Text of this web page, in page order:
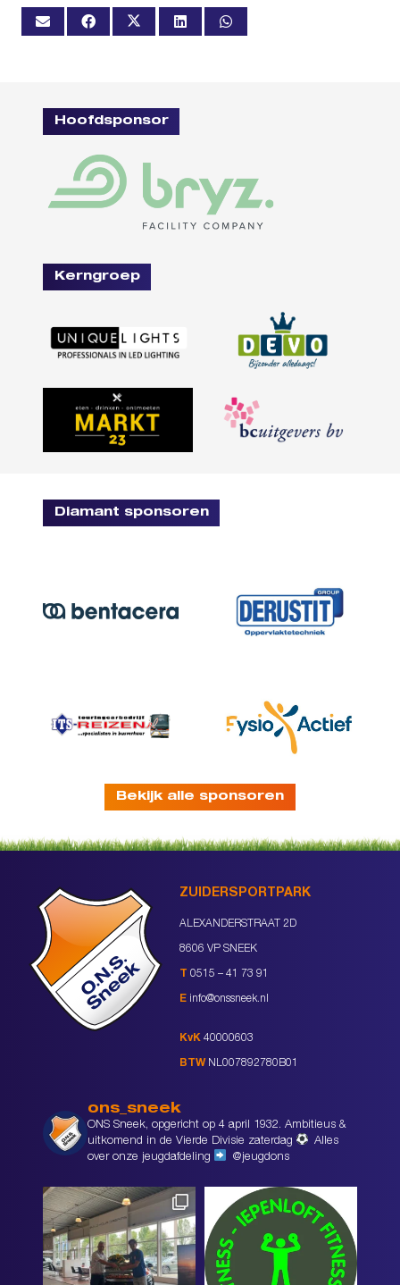
Hoofdsponsor
Kerngroep
Diamant sponsoren
Bekijk alle sponsoren
ZUIDERSPORTPARK
ALEXANDERSTRAAT 2D
8606 VP SNEEK
0515 – 41 73 91
E info@onssneek.nl
KvK 40000603
BTW NL007892780B01
ons_sneek
ONS Sneek, opgericht op 4 april 1932. Ambitieus &
uitkomend in de Vierde Divisie zaterdag
Alles
over onze jeugdafdeling
@jeugdons